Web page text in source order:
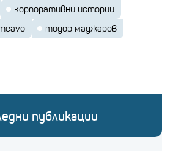
корпоративни истории
тодор маджаров
публикации